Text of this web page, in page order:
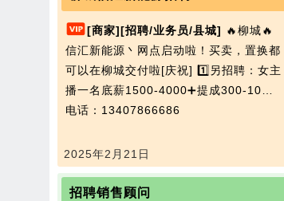
[商家][招聘/业务员/县城] 🔥柳城🔥
信汇新能源丶网点启动啦！买卖，置换都
可以在柳城交付啦[庆祝] 1️⃣另招聘：女主
播一名底薪1500-4000➕提成300-10…
电话：13407866686
2025年2月21日
招聘销售顾问